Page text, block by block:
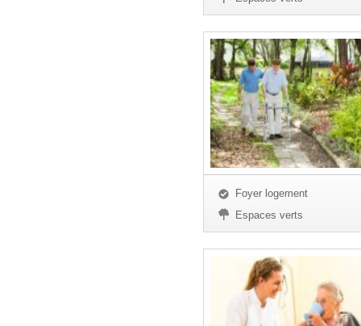
Foyer logement
Espaces verts